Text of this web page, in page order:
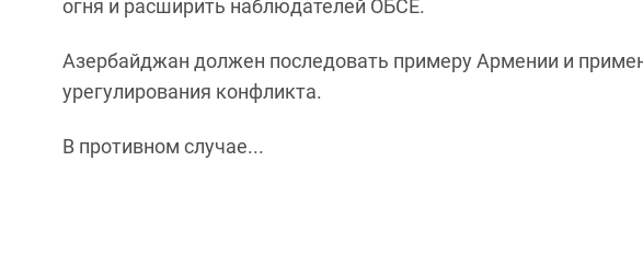
огня и расширить наблюдателей ОБСЕ.
Азербайджан должен последовать примеру Армении и
урегулирования конфликта.
В противном случае...